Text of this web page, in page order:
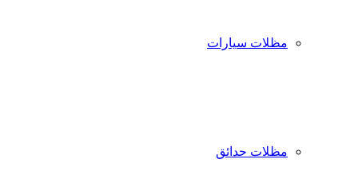
مظلات سيارات
مظلات حدائق